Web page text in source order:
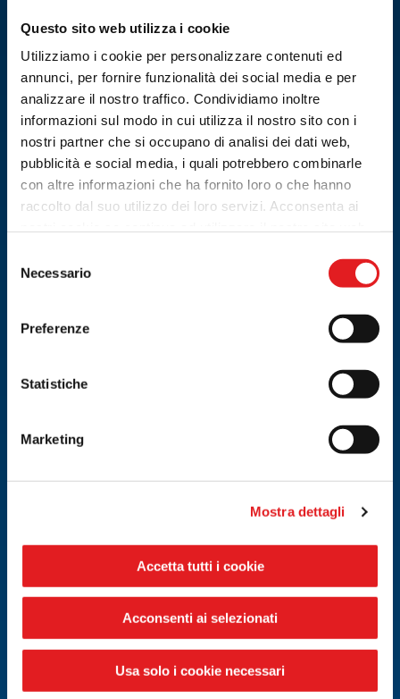
Questo sito web utilizza i cookie
Utilizziamo i cookie per personalizzare contenuti ed
annunci, per fornire funzionalità dei social media e per
analizzare il nostro traffico. Condividiamo inoltre
informazioni sul modo in cui utilizza il nostro sito con i
nostri partner che si occupano di analisi dei dati web,
pubblicità e social media, i quali potrebbero combinarle
con altre informazioni che ha fornito loro o che hanno
raccolto dal suo utilizzo dei loro servizi. Acconsenta ai
delNecessario
Preferenze
Statistiche
Marketing
Mostra dettagli
Accetta tutti i cookie
Acconsenti ai selezionati
Usa solo i cookie necessari
17.06.2026
CONVENTION 2026 RICAMBISTI SUD ITALIA
CONVENTION 2026 RICAMBISTI NORD ITALIA